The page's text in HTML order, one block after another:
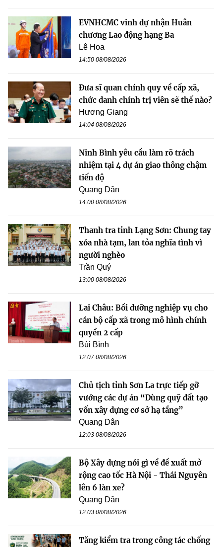
EVNHCMC vinh dự nhận Huân
chương Lao động hạng Ba
Lê Hoa
14:50 08/08/2026
Đưa sĩ quan chính quy về cấp xã,
chức danh chính trị viên sẽ thế nào?
Hương Giang
14:04 08/08/2026
Ninh Bình yêu cầu làm rõ trách
nhiệm tại 4 dự án giao thông chậm
tiến độ
Quang Dân
14:00 08/08/2026
Thanh tra tỉnh Lạng Sơn: Chung tay
xóa nhà tạm, lan tỏa nghĩa tình vì
người nghèo
Trần Quý
13:00 08/08/2026
Lai Châu: Bồi dưỡng nghiệp vụ cho
cán bộ cấp xã trong mô hình chính
quyền 2 cấp
Bùi Bình
12:07 08/08/2026
Chủ tịch tỉnh Sơn La trực tiếp gỡ
vướng các dự án “Dùng quỹ đất tạo
vốn xây dựng cơ sở hạ tầng”
Quang Dân
12:03 08/08/2026
Bộ Xây dựng nói gì về đề xuất mở
rộng cao tốc Hà Nội - Thái Nguyên
lên 6 làn xe?
Quang Dân
12:03 08/08/2026
Tăng kiểm tra trong công tác chống